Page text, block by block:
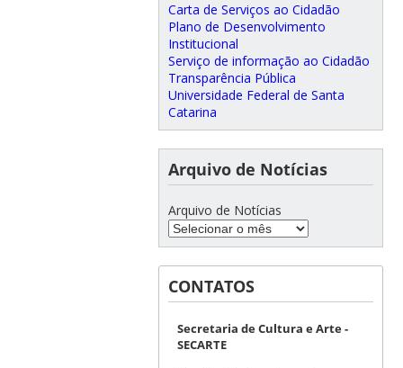
Carta de Serviços ao Cidadão
Plano de Desenvolvimento
Institucional
Serviço de informação ao Cidadão
Transparência Pública
Universidade Federal de Santa
Catarina
Arquivo de Notícias
Arquivo de Notícias
CONTATOS
Secretaria de Cultura e Arte -
SECARTE